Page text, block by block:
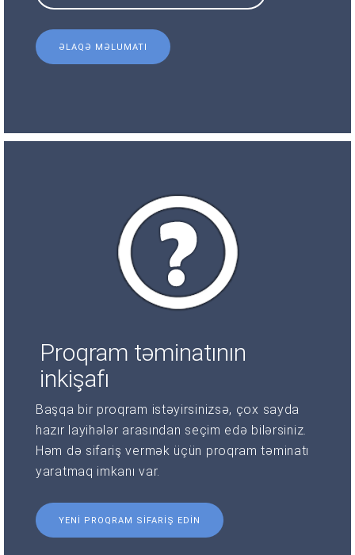
ƏLAQƏ MƏLUMATI
Proqram təminatının
inkişafı
Başqa bir proqram istəyirsinizsə, çox sayda
hazır layihələr arasından seçim edə bilərsiniz.
Həm də sifariş vermək üçün proqram təminatı
yaratmaq imkanı var.
YENI PROQRAM SIFARIŞ EDIN